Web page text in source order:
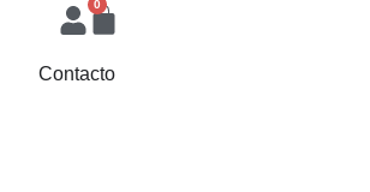
0
Contacto